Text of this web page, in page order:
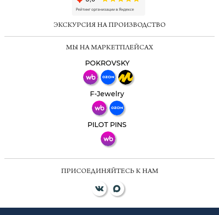
ЭКСКУРСИЯ НА ПРОИЗВОДСТВО
МЫ НА МАРКЕТПЛЕЙСАХ
POKROVSKY
F-Jewelry
PILOT PINS
ПРИСОЕДИНЯЙТЕСЬ К НАМ